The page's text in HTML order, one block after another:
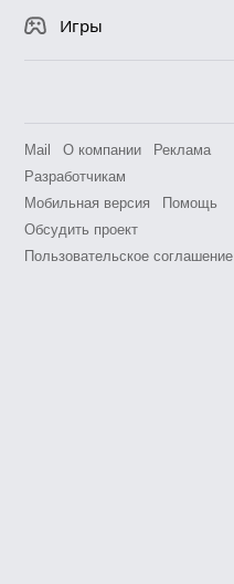
Игры
Mail О компании
Реклама
Разработчикам
Мобильная версия
Помощь
Обсудить проект
Пользовательское соглашение